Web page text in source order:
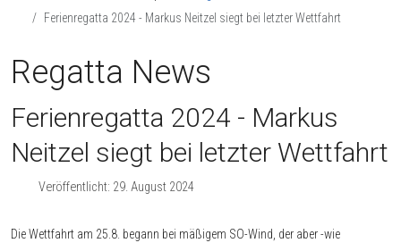
Ferienregatta 2024 - Markus Neitzel siegt bei letzter Wettfahrt
Regatta News
Ferienregatta 2024 - Markus
Neitzel siegt bei letzter Wettfahrt
Veröffentlicht: 29. August 2024
Die Wettfahrt am 25.8. begann bei mäßigem SO-Wind, der aber -wie